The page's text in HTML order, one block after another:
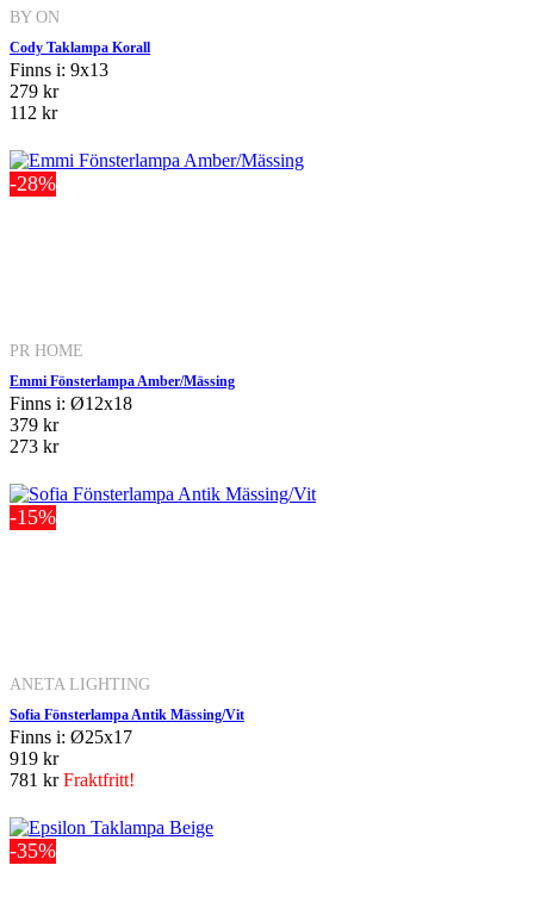
BY ON
Cody Taklampa Korall
Finns i: 9x13
279 kr
112 kr
-28%
PR HOME
Emmi Fönsterlampa Amber/Mässing
Finns i: Ø12x18
379 kr
273 kr
-15%
ANETA LIGHTING
Sofia Fönsterlampa Antik Mässing/Vit
Finns i: Ø25x17
919 kr
781 krFraktfritt!
-35%